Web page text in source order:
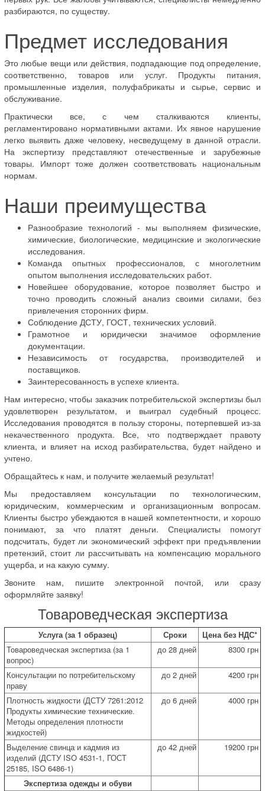
разбираются, по существу.
Предмет исследования
Это любые вещи или действия, подпадающие под определение,
соответственно, товаров или услуг. Продукты питания,
промышленные изделия, полуфабрикаты и сырье, сервис и
обслуживание.
Практически все, с чем сталкиваются клиенты,
регламентировано нормативными актами. Их явное нарушение
легко выявить даже человеку, несведущему в данной отрасли.
На экспертизу представляют отечественные и зарубежные
товары. Импорт тоже должен соответствовать национальным
нормам.
Наши преимущества
Разнообразие технологий - мы выполняем физические,
химические, биологические, медицинские и экологические
исследования.
Команда опытных профессионалов, с многолетним
опытом выполнения исследовательских работ.
Новейшее оборудование, которое позволяет быстро и
точно проводить сложный анализ своими силами, без
привлечения сторонних фирм.
Соблюдение ДСТУ, ГОСТ, технических условий.
Грамотное и юридически значимое оформление
документации.
Независимость от государства, производителей и
поставщиков.
Заинтересованность в успехе клиента.
Нам интересно, чтобы заказчик потребительской экспертизы был
удовлетворен результатом, и выиграл судебный процесс.
Исследования проводятся в пользу стороны, потерпевшей из-за
некачественного продукта. Все, что подтверждает правоту
клиента, и влияет на исход разбирательства, будет найдено и
учтено.
Обращайтесь к нам, и получите желаемый результат!
Мы предоставляем консультации по технологическим,
юридическим, коммерческим и организационным вопросам.
Клиенты быстро убеждаются в нашей компетентности, и хорошо
понимают, за что платят деньги. Специалисты помогут
подсчитать, будет ли экономический эффект при предъявлении
претензий, стоит ли рассчитывать на компенсацию морального
ущерба, и на какую сумму.
Звоните нам, пишите электронной почтой, или сразу
оформляйте заявку!
Товароведческая экспертиза
Услуга (за 1 образец) Сроки
Цена без НДС*
Товароведческая экспертиза (за 1
вопрос)
до 28 дней 8300 грн
Консультации по потребительскому
праву
до 2 дней 4200 грн
Плотность жидкости (ДСТУ 7261:2012
Продукты химические технические.
Методы определения плотности
жидкостей)
до 6 дней 4000 грн
Выделение свинца и кадмия из
изделий (ДСТУ ISO 4531-1, ГОСТ
25185, ISO 6486-1)
до 42 дней 19200 грн
Экспертиза одежды и обуви